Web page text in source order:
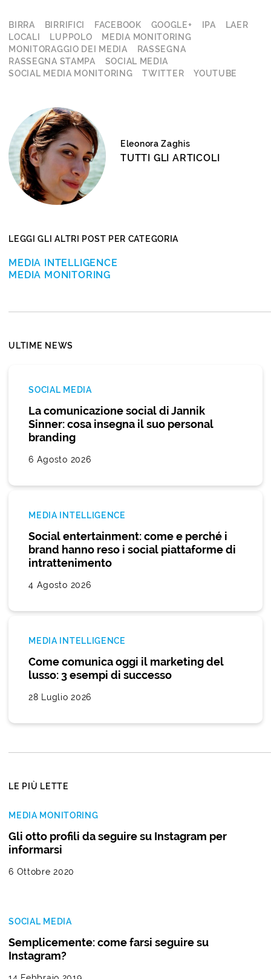
BIRRA BIRRIFICI FACEBOOK GOOGLE+ IPA
LAER
LOCALI
LUPPOLO
MEDIA MONITORING
MONITORAGGIO DEI MEDIA
RASSEGNA
RASSEGNA STAMPA
SOCIAL MEDIA
SOCIAL MEDIA MONITORING
TWITTER YOUTUBE
Eleonora Zaghis
TUTTI GLI ARTICOLI
LEGGI GLI ALTRI POST PER CATEGORIA
MEDIA INTELLIGENCE
MEDIA MONITORING
ULTIME NEWS
SOCIAL MEDIA
La comunicazione social di Jannik
Sinner: cosa insegna il suo personal
branding
6 Agosto 2026
MEDIA INTELLIGENCE
Social entertainment: come e perché i
brand hanno reso i social piattaforme di
intrattenimento
4 Agosto 2026
MEDIA INTELLIGENCE
Come comunica oggi il marketing del
lusso: 3 esempi di successo
28 Luglio 2026
LE PIÙ LETTE
MEDIA MONITORING
Gli otto profili da seguire su Instagram per
informarsi
6 Ottobre 2020
SOCIAL MEDIA
Semplicemente: come farsi seguire su
Instagram?